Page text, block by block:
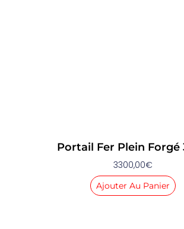
Portail Fer Plein Forgé
3300,00€
Ajouter Au Panier